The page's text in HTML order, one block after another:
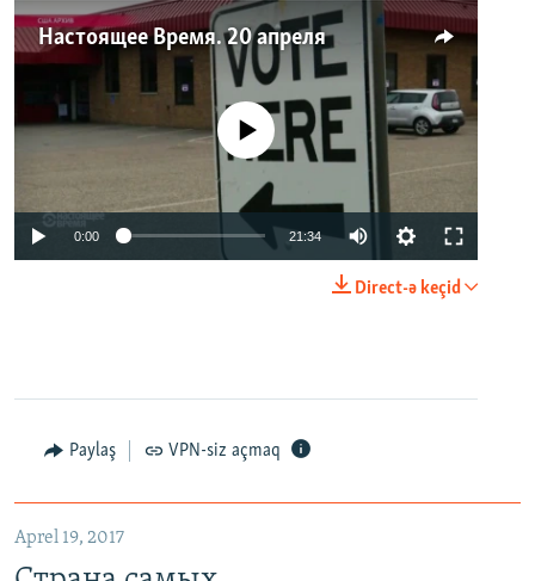
Настоящее Время. 20 апреля
No media source currently available
0:00 21:34
Direct-ə keçid
Paylaş VPN-siz açmaq
Aprel 19, 2017